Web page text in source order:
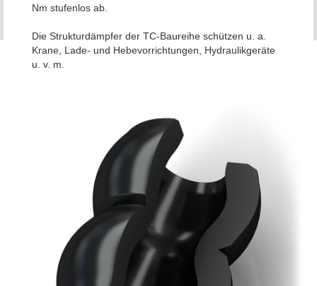
Nm stufenlos ab.
Die Strukturdämpfer der TC-Baureihe schützen u. a.
Krane, Lade- und Hebevorrichtungen, Hydraulikgeräte
u. v. m.